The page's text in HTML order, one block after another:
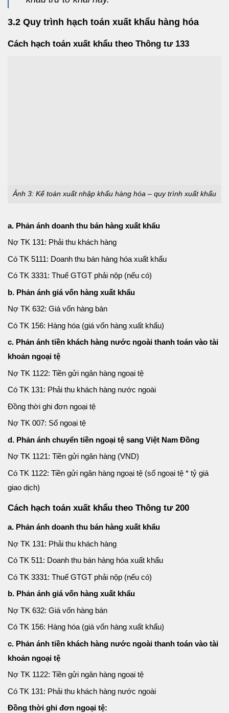
3.2 Quy trình hạch toán xuất khẩu hàng hóa
Cách hạch toán xuất khẩu theo Thông tư 133
Ảnh 3: Kế toán xuất nhập khẩu hàng hóa – quy trình xuất khẩu
a. Phản ánh doanh thu bán hàng xuất khẩu
Nợ TK 131: Phải thu khách hàng
Có TK 5111: Doanh thu bán hàng hóa xuất khẩu
Có TK 3331: Thuế GTGT phải nộp (nếu có)
b. Phản ánh giá vốn hàng xuất khẩu
Nợ TK 632: Giá vốn hàng bán
Có TK 156: Hàng hóa (giá vốn hàng xuất khẩu)
c. Phản ánh tiền khách hàng nước ngoài thanh toán vào tài
khoản ngoại tệ
Nợ TK 1122: Tiền gửi ngân hàng ngoại tệ
Có TK 131: Phải thu khách hàng nước ngoài
Đồng thời ghi đơn ngoại tệ
Nợ TK 007: Số ngoại tệ
d. Phản ánh chuyển tiền ngoại tệ sang Việt Nam Đồng
Nợ TK 1121: Tiền gửi ngân hàng (VND)
Có TK 1122: Tiền gửi ngân hàng ngoại tệ (số ngoại tệ * tỷ giá
giao dịch)
Cách hạch toán xuất khẩu theo Thông tư 200
a. Phản ánh doanh thu bán hàng xuất khẩu
Nợ TK 131: Phải thu khách hàng
Có TK 511: Doanh thu bán hàng hóa xuất khẩu
Có TK 3331: Thuế GTGT phải nộp (nếu có)
b. Phản ánh giá vốn hàng xuất khẩu
Nợ TK 632: Giá vốn hàng bán
Có TK 156: Hàng hóa (giá vốn hàng xuất khẩu)
c. Phản ánh tiền khách hàng nước ngoài thanh toán vào tài
khoản ngoại tệ
Nợ TK 1122: Tiền gửi ngân hàng ngoại tệ
Có TK 131: Phải thu khách hàng nước ngoài
Đồng thời ghi đơn ngoại tệ: